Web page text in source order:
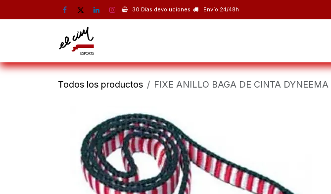
30 Días devoluciones Envío 24/48h
Todos los productos FIXE ANILLO BAGA DE CINTA